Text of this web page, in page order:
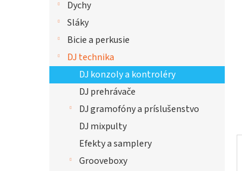
Dychy
Sláky
Bicie a perkusie
DJ technika
DJ konzoly a kontroléry
DJ prehrávače
DJ gramofóny a príslušenstvo
DJ mixpulty
Efekty a samplery
Grooveboxy